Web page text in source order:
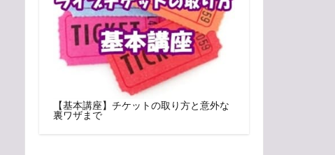
【基本講座】チケットの取り方と意外な
裏ワザまで